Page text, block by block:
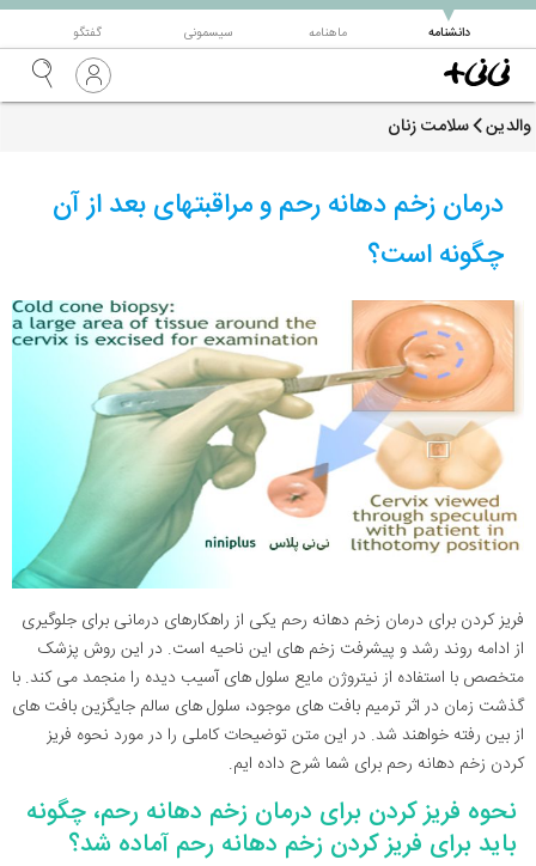
دانشنامه
▼ ماهنامه سیسمونی گفتگو
والدین سلامت زنان
درمان زخم دهانه رحم و مراقبتهای بعد از آن
چگونه است؟
فریز کردن برای درمان زخم دهانه رحم یکی از راهکارهای درمانی برای جلوگیری
از ادامه روند رشد و پیشرفت زخم های این ناحیه است. در این روش پزشک
متخصص با استفاده از نیتروژن مایع سلول های آسیب دیده را منجمد می کند. با
گذشت زمان در اثر ترمیم بافت های موجود، سلول های سالم جایگزین بافت های
از بین رفته خواهند شد. در این متن توضیحات کاملی را در مورد نحوه فريز
كردن زخم دهانه رحم برای شما شرح داده ایم.
نحوه فریز کردن برای درمان زخم دهانه رحم، چگونه
باید برای فریز کردن زخم دهانه رحم آماده شد؟